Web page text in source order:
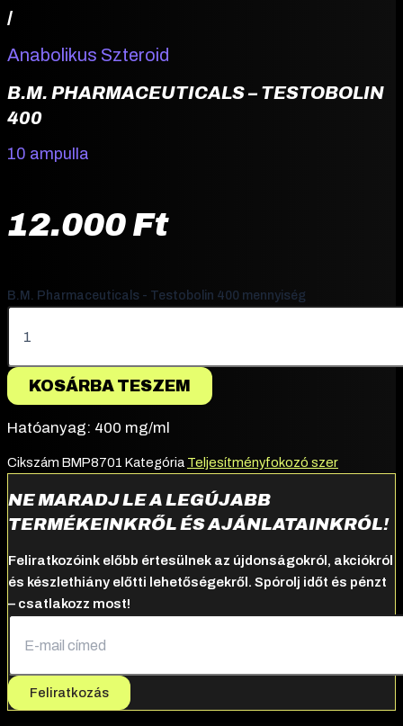
/
Anabolikus Szteroid
B.M. PHARMACEUTICALS – TESTOBOLIN
400
10 ampulla
12.000 Ft
B.M. Pharmaceuticals - Testobolin 400 mennyiség
KOSÁRBA TESZEM
Hatóanyag: 400 mg/ml
Cikszám BMP8701 Kategória Teljesítményfokozó szer
NE MARADJ LE A LEGÚJABB
TERMÉKEINKRŐL ÉS AJÁNLATAINKRÓL!
Feliratkozóink előbb értesülnek az újdonságokról, akciókról
és készlethiány előtti lehetőségekről. Spórolj időt és pénzt
– csatlakozz most!
Feliratkozás